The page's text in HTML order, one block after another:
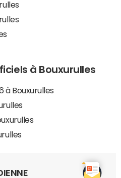
à Bouxurulles
à Bouxurulles